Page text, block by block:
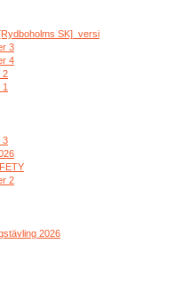
SK]_versi
3
4
2
3
2
2026